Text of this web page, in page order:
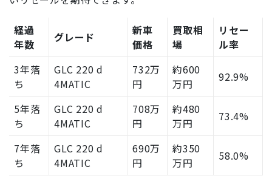
経過
年数
グレード
新車
価格
買取相
場
リセー
ル率
3年落
ち
GLC 220 d
4MATIC
732万
円
約600
万円
92.9%
5年落
ち
GLC 220 d
4MATIC
708万
円
約480
万円
73.4%
7年落
ち
GLC 220 d
4MATIC
690万
円
約350
万円
58.0%